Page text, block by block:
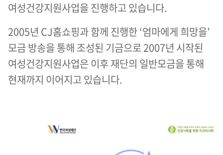
여성건강지원사업을 진행하고 있습니다.
2005년 CJ홈쇼핑과 함께 진행한 ‘엄마에게 희망을’
모금 방송을 통해 조성된 기금으로 2007년 시작된
여성건강지원사업은 이후 재단의 일반모금을 통해
현재까지 이어지고 있습니다.